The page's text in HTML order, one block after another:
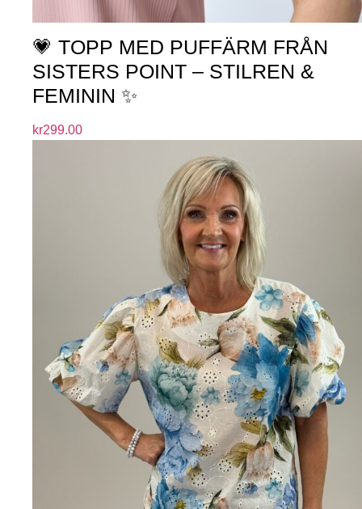
💗 TOPP MED PUFFÄRM FRÅN
SISTERS POINT – STILREN &
FEMININ ✨
kr299.00